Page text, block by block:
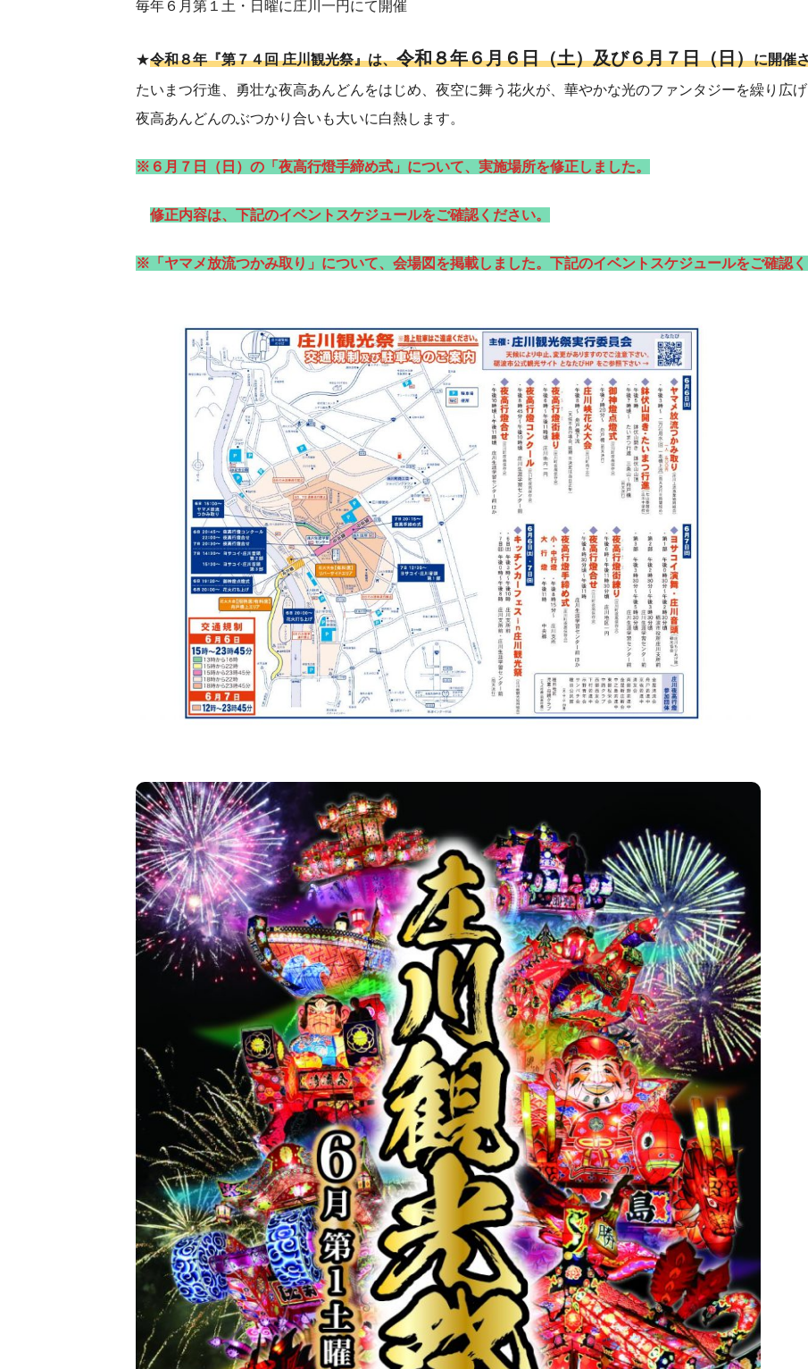
毎年６月第１土・日曜に庄川一円にて開催
★令和８年『第７４回 庄川観光祭』は、令和８年６月６日（土）及び６月７日（日）に開催
たいまつ行進、勇壮な夜高あんどんをはじめ、夜空に舞う花火が、華やかな光のファンタジーを繰り広げ
夜高あんどんのぶつかり合いも大いに白熱します。
※６月７日（日）の「夜高行燈手締め式」について、実施場所を修正しました。
修正内容は、下記のイベントスケジュールをご確認ください。
※「ヤマメ放流つかみ取り」について、会場図を掲載しました。下記のイベントスケジュールをご確認く